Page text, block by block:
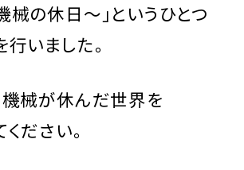
の休日〜」というひとつ
いました。
機械が休んだ世界を
ださい。